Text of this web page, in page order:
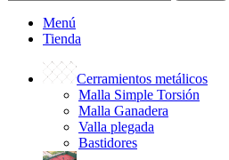
Menú
Tienda
Cerramientos metálicos
Malla Simple Torsión
Malla Ganadera
Valla plegada
Bastidores